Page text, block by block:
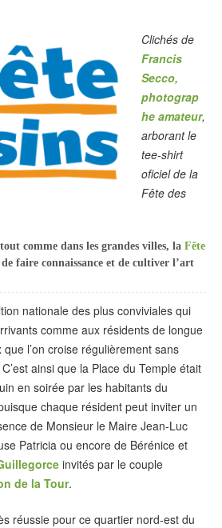
Clichés de
Francis
Secco,
photograp
he amateur,
arborant le
tee-shirt
oficiel de la
Fête des
comme dans les grandes villes, la Fête
de faire connaissance et de cultiver l’art
nationale des plus conviviales qui
comme aux résidents de longue
l’on croise régulièrement sans
ainsi que la Place du Temple était
en soirée par les habitants du
chaque résident peut inviter un
de Monsieur le Maire Jean-Luc
Patricia ou encore de Bérénice et
invités par le couple
de la Tour.
réussie pour ce quartier nord-est du